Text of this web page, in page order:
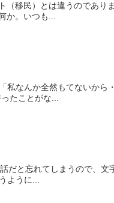
移民）とは違うのであり
か。いつも...
私なんか全然もてないから
たことがな...
だと忘れてしまうので、文
ように...